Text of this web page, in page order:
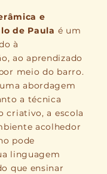
e
de Paula é um
à
ao aprendizado
meio do barro.
abordagem
a técnica
criativo, a escola
acolhedor
pode
linguagem
que ensinar